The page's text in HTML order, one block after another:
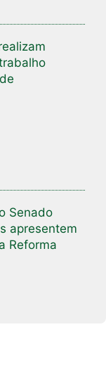
Senado
apresentem
Reforma